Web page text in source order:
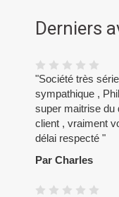
Derniers
"Société très
sympathique ,
super maitrise du
client , vraiment
délai respecté "
Par Charles